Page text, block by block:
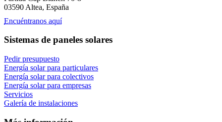
03590 Altea, España
Encuéntranos aquí
Sistemas de paneles solares
Pedir presupuesto
Energía solar para particulares
Energía solar para colectivos
Energía solar para empresas
Servicios
Galería de instalaciones